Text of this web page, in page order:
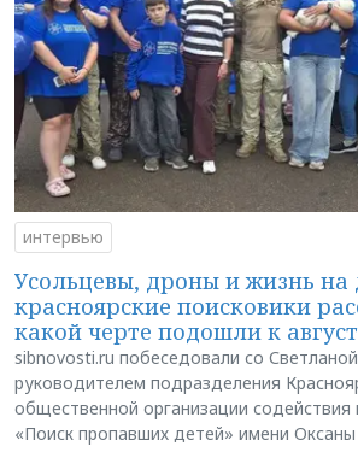
интервью
Усольцевы, дроны и жизнь на
красноярские поисковики
какой черте подошли к
sibnovosti.ru побеседовали со
руководителем подразделения
общественной организации
«Поиск пропавших детей» имени